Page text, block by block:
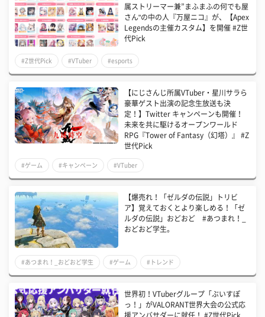
属ストリーマー兼”まふまふの何でも屋
さん"の中の人『万屋ニコ』が、【Apex
Legendsの主催カスタム】を開催 #Z世
代Pick
#Z世代Pick #VTuber #esports
【にじさんじ所属VTuber・星川サラら
豪華ゲスト出演の記念生放送も決
定！】Twitter キャンペーンも開催！​
未来を共に駆けるオープンワールド
RPG『Tower of Fantasy（幻塔）』 #Z
世代Pick
#ゲーム #キャンペーン #VTuber
【爆売れ！「ゼルダの伝説」トリビ
ア】覚えておくとより楽しめる！「ゼ
ルダの伝説」おどおど #あつまれ！_
おどおど学生。
#あつまれ！_おどおど学生 #ゲーム #トレンド
世界初！VTuberグループ「ぶいすぽ
っ！」がVALORANT世界大会の公式応
援アンバサダーに就任！ #Z世代Pick